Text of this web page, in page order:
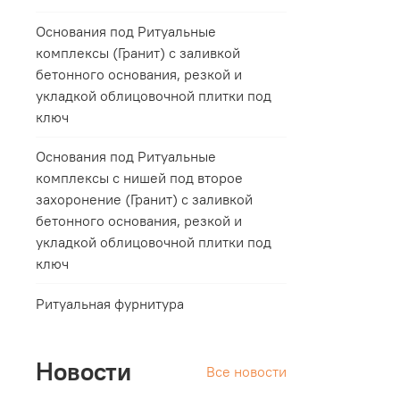
Основания под Ритуальные
комплексы (Гранит) с заливкой
бетонного основания, резкой и
укладкой облицовочной плитки под
ключ
Основания под Ритуальные
комплексы с нишей под второе
захоронение (Гранит) с заливкой
бетонного основания, резкой и
укладкой облицовочной плитки под
ключ
Ритуальная фурнитура
Новости Все новости